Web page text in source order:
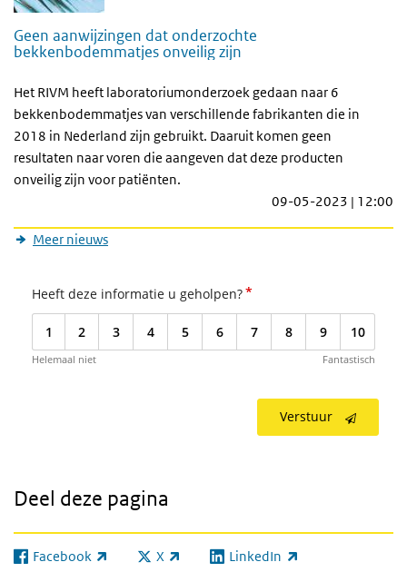
Geen aanwijzingen dat onderzochte
bekkenbodemmatjes onveilig zijn
Het RIVM heeft laboratoriumonderzoek gedaan naar 6
bekkenbodemmatjes van verschillende fabrikanten die in
2018 in Nederland zijn gebruikt. Daaruit komen geen
resultaten naar voren die aangeven dat deze producten
onveilig zijn voor patiënten.
09-05-2023 | 12:00
Meer nieuws
Heeft deze informatie u geholpen?*
1 2 3 4 5 6 7 8 9 10
Helemaal niet Fantastisch
Verstuur
Deel deze pagina
Facebook
(externe link) X
(externe link) LinkedIn
(externe link)